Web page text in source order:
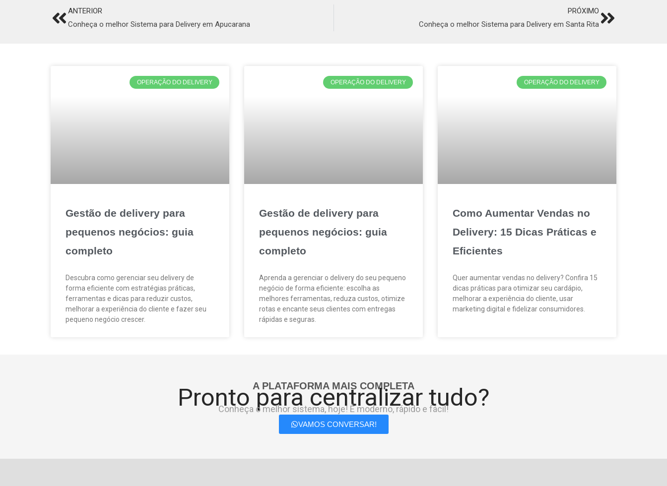
PrevANTERIOR
Conheça o melhor Sistema para Delivery em Apucarana
PRÓXIMO
Conheça o melhor Sistema para Delivery em Santa Rita Next
OPERAÇÃO DO DELIVERY
Gestão de delivery para
pequenos negócios: guia
completo
Descubra como gerenciar seu delivery de
forma eficiente com estratégias práticas,
ferramentas e dicas para reduzir custos,
melhorar a experiência do cliente e fazer seu
pequeno negócio crescer.
OPERAÇÃO DO DELIVERY
Gestão de delivery para
pequenos negócios: guia
completo
Aprenda a gerenciar o delivery do seu pequeno
negócio de forma eficiente: escolha as
melhores ferramentas, reduza custos, otimize
rotas e encante seus clientes com entregas
rápidas e seguras.
OPERAÇÃO DO DELIVERY
Como Aumentar Vendas no
Delivery: 15 Dicas Práticas e
Eficientes
Quer aumentar vendas no delivery? Confira 15
dicas práticas para otimizar seu cardápio,
melhorar a experiência do cliente, usar
marketing digital e fidelizar consumidores.
A PLATAFORMA MAIS COMPLETA
Pronto para centralizar tudo?
Conheça o melhor sistema, hoje! É moderno, rápido e fácil!
VAMOS CONVERSAR!